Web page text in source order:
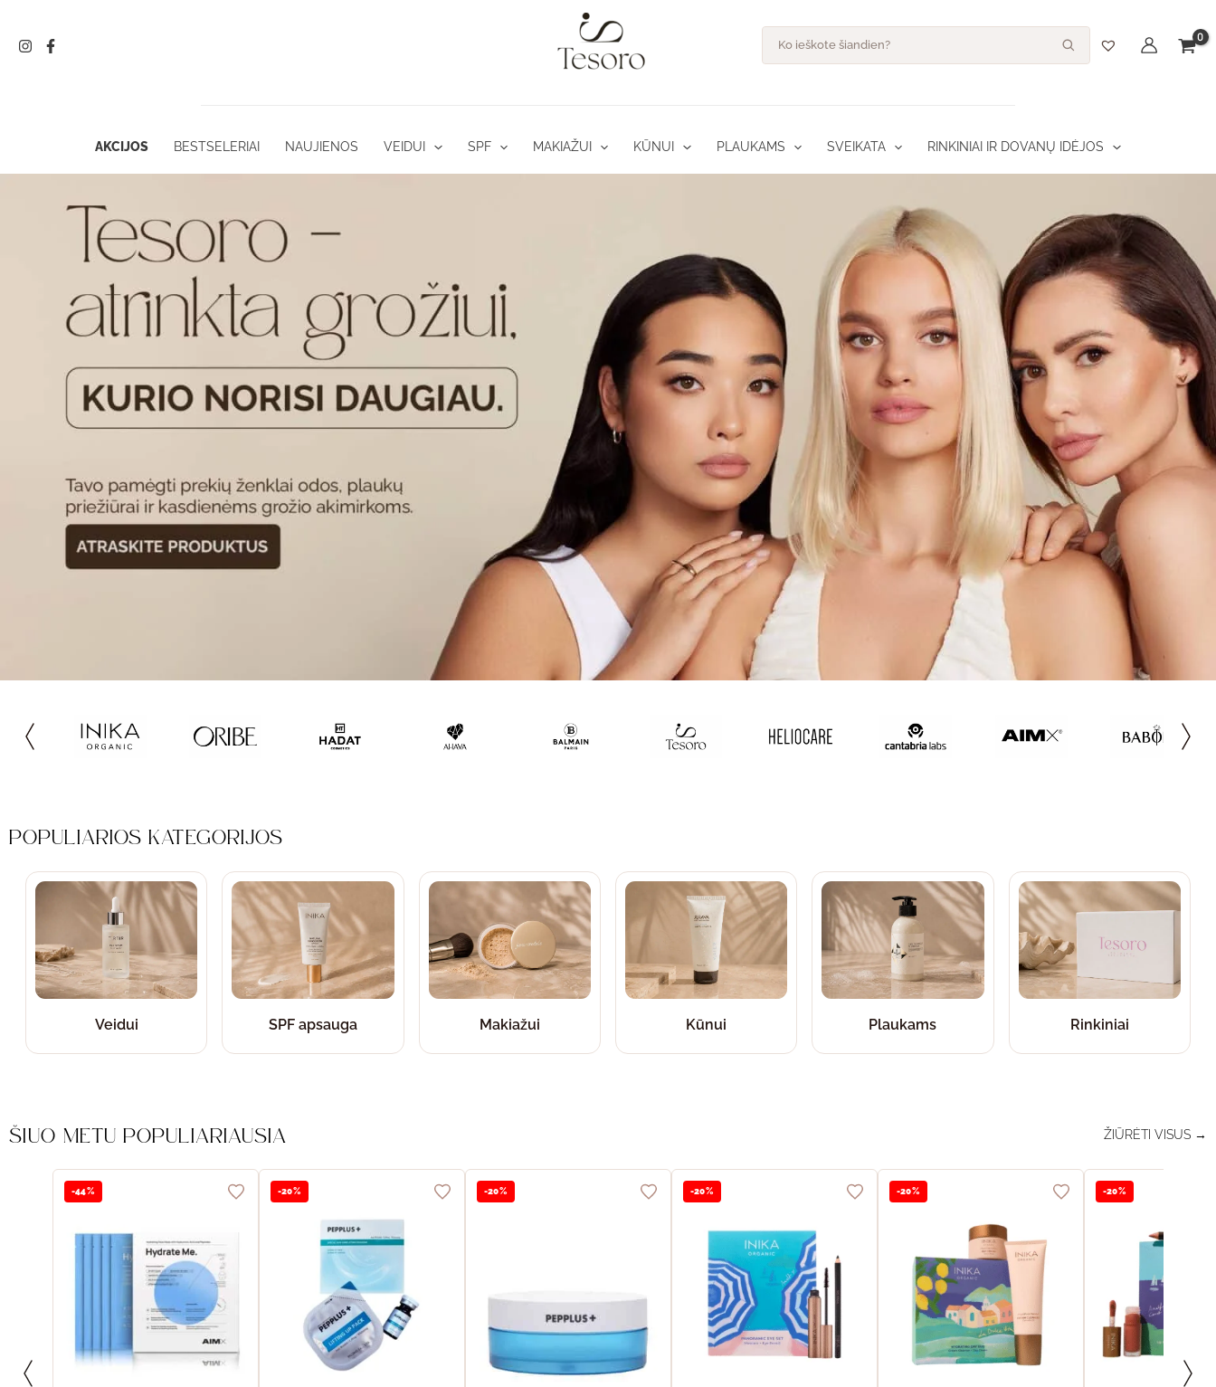
turinio
search
AKCIJOS BESTSELERIAI NAUJIENOS VEIDUI SPF MAKIAŽUI KŪNUI PLAUKAMS SVEIKATA RINKINIAI IR DOVANŲ IDĖJOS
POPULIARIOS KATEGORIJOS
Veidui SPF apsauga Makiažui Kūnui Plaukams Rinkiniai
ŠIUO METU POPULIARIAUSIA ŽIŪRĖTI VISUS →
-44% -20% -20% -20% -20% -20%